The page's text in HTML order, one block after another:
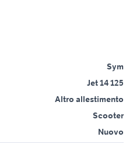
Sym
Jet 14 125
Altro allestimento
Scooter
Nuovo